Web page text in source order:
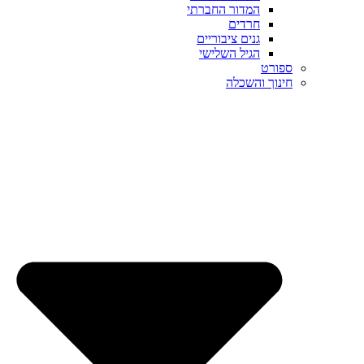
המדור החברתי
חרדים
גנים ציבוריים
הגיל השלישי
ספורט
חינוך והשכלה